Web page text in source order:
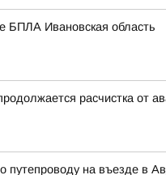
БПЛА Ивановская область
расчистка от
путепроводу на въезде в